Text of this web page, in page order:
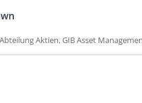
Aktien, GIB Asset